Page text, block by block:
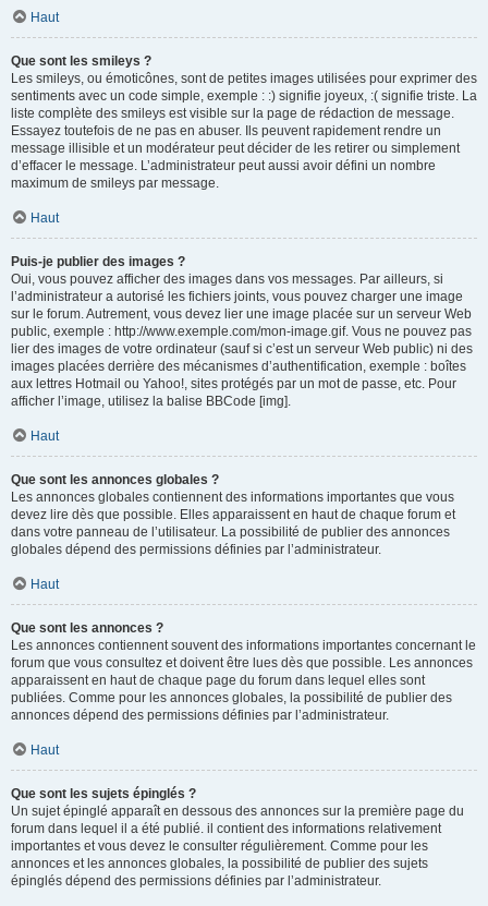
Haut
Que sont les smileys ?
Les smileys, ou émoticônes, sont de petites images utilisées pour exprimer des
sentiments avec un code simple, exemple : :) signifie joyeux, :( signifie triste. La
liste complète des smileys est visible sur la page de rédaction de message.
Essayez toutefois de ne pas en abuser. Ils peuvent rapidement rendre un
message illisible et un modérateur peut décider de les retirer ou simplement
d’effacer le message. L’administrateur peut aussi avoir défini un nombre
maximum de smileys par message.
Haut
Puis-je publier des images ?
Oui, vous pouvez afficher des images dans vos messages. Par ailleurs, si
l’administrateur a autorisé les fichiers joints, vous pouvez charger une image
sur le forum. Autrement, vous devez lier une image placée sur un serveur Web
public, exemple : http://www.exemple.com/mon-image.gif. Vous ne pouvez pas
lier des images de votre ordinateur (sauf si c’est un serveur Web public) ni des
images placées derrière des mécanismes d’authentification, exemple : boîtes
aux lettres Hotmail ou Yahoo!, sites protégés par un mot de passe, etc. Pour
afficher l’image, utilisez la balise BBCode [img].
Haut
Que sont les annonces globales ?
Les annonces globales contiennent des informations importantes que vous
devez lire dès que possible. Elles apparaissent en haut de chaque forum et
dans votre panneau de l’utilisateur. La possibilité de publier des annonces
globales dépend des permissions définies par l’administrateur.
Haut
Que sont les annonces ?
Les annonces contiennent souvent des informations importantes concernant le
forum que vous consultez et doivent être lues dès que possible. Les annonces
apparaissent en haut de chaque page du forum dans lequel elles sont
publiées. Comme pour les annonces globales, la possibilité de publier des
annonces dépend des permissions définies par l’administrateur.
Haut
Que sont les sujets épinglés ?
Un sujet épinglé apparaît en dessous des annonces sur la première page du
forum dans lequel il a été publié. il contient des informations relativement
importantes et vous devez le consulter régulièrement. Comme pour les
annonces et les annonces globales, la possibilité de publier des sujets
épinglés dépend des permissions définies par l’administrateur.